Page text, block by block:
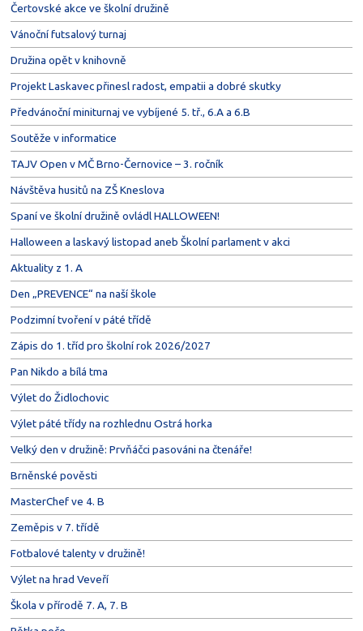
Čertovské akce ve školní družině
Vánoční futsalový turnaj
Družina opět v knihovně
Projekt Laskavec přinesl radost, empatii a dobré skutky
Předvánoční miniturnaj ve vybíjené 5. tř., 6.A a 6.B
Soutěže v informatice
TAJV Open v MČ Brno-Černovice – 3. ročník
Návštěva husitů na ZŠ Kneslova
Spaní ve školní družině ovládl HALLOWEEN!
Halloween a laskavý listopad aneb Školní parlament v akci
Aktuality z 1. A
Den „PREVENCE“ na naší škole
Podzimní tvoření v páté třídě
Zápis do 1. tříd pro školní rok 2026/2027
Pan Nikdo a bílá tma
Výlet do Židlochovic
Výlet páté třídy na rozhlednu Ostrá horka
Velký den v družině: Prvňáčci pasováni na čtenáře!
Brněnské pověsti
MasterChef ve 4. B
Zeměpis v 7. třídě
Fotbalové talenty v družině!
Výlet na hrad Veveří
Škola v přírodě 7. A, 7. B